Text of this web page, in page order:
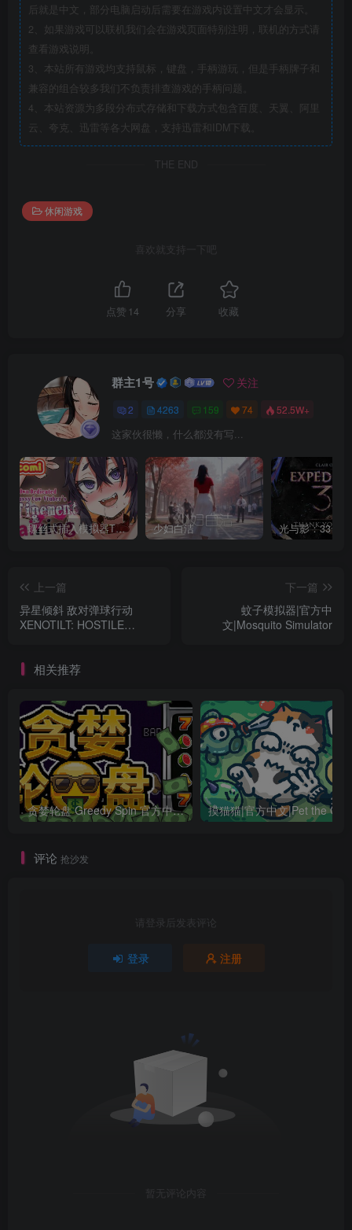
后就是中文，部分电脑启动后需要在游戏内设置中文才会显示。
2、如果游戏可以联机我们会在游戏页面特别注明，联机的方式请
查看游戏说明。
3、本站所有游戏均支持鼠标，键盘，手柄游玩，但是手柄牌子和
兼容的组合较多我们不负责排查游戏的手柄问题。
4、本站资源为多段分布式存储和下载方式包含百度、天翼、阿里
云、夸克、迅雷等各大网盘，支持迅雷和IDM下载。
THE END
休闲游戏
喜欢就支持一下吧
点赞 14 分享 收藏
群主1号 关注
2 4263 159 74 52.5W+
这家伙很懒，什么都没有写...
螺丝式插入模拟器TMA02 少妇白洁
上一篇
异星倾斜 敌对弹球行动
XENOTILT: HOSTILE
下一篇
蚊子模拟器|官方中
文|Mosquito Simulator
相关推荐
贪婪轮盘 Greedy Spin 官方中文Build.24493828 摸猫猫|官方中文|Pet the Cat
评论 抢沙发
请登录后发表评论
登录 注册
暂无评论内容